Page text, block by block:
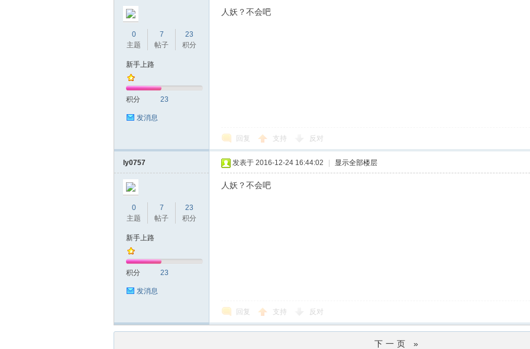
0
主题
7
帖子
23
积分
新手上路
积分 23
发消息
人妖？不会吧
回复 支持 反对
ly0757
0
主题
7
帖子
23
积分
新手上路
积分 23
发消息
发表于 2016-12-24 16:44:02 显示全部楼层
人妖？不会吧
回复 支持 反对
下一页 »